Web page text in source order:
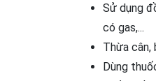
Sử dụng
có gas,...
Thừa cân,
Dùng